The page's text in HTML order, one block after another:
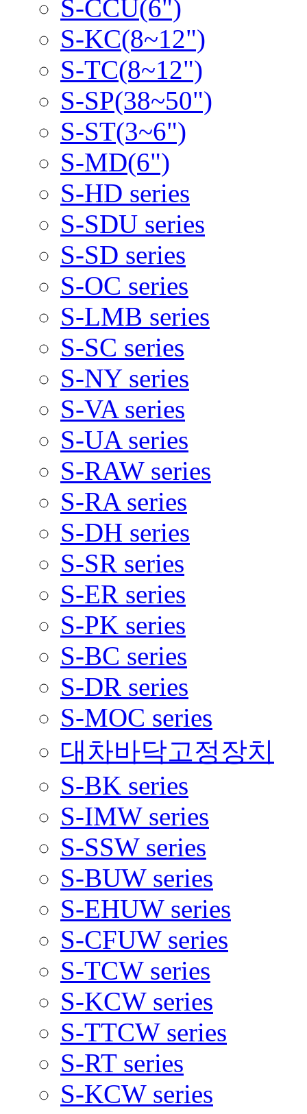
S-CCU(6")
S-KC(8~12")
S-TC(8~12")
S-SP(38~50")
S-ST(3~6")
S-MD(6")
S-HD series
S-SDU series
S-SD series
S-OC series
S-LMB series
S-SC series
S-NY series
S-VA series
S-UA series
S-RAW series
S-RA series
S-DH series
S-SR series
S-ER series
S-PK series
S-BC series
S-DR series
S-MOC series
대차바닥고정장치
S-BK series
S-IMW series
S-SSW series
S-BUW series
S-EHUW series
S-CFUW series
S-TCW series
S-KCW series
S-TTCW series
S-RT series
S-KCW series